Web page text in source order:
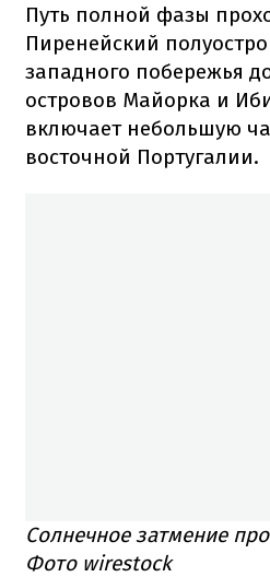
Путь полной фазы
Пиренейский
западного побережья
островов Майорка и
включает небольшую
восточной Португалии.
Солнечное затмение
Фото wirestock